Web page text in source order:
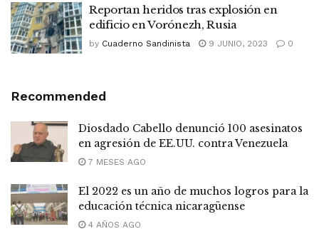
Reportan heridos tras explosión en
edificio en Vorónezh, Rusia
by Cuaderno Sandinista 9 JUNIO, 2023 0
Recommended
Diosdado Cabello denunció 100 asesinatos
en agresión de EE.UU. contra Venezuela
7 MESES AGO
El 2022 es un año de muchos logros para la
educación técnica nicaragüense
4 AÑOS AGO